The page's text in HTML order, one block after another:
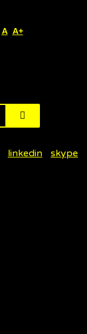
A A+
linkedin skype